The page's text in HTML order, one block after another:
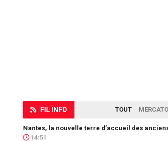
FIL INFO TOUT
14:51